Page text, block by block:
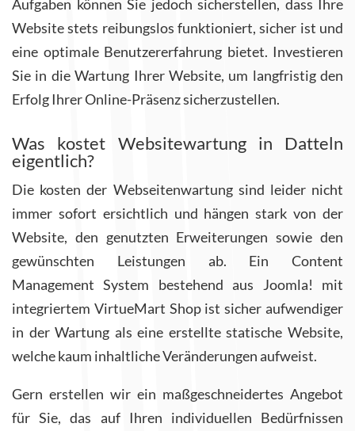
Aufgaben können Sie jedoch sicherstellen, dass Ihre
Website stets reibungslos funktioniert, sicher ist und
eine optimale Benutzererfahrung bietet. Investieren
Sie in die Wartung Ihrer Website, um langfristig den
Erfolg Ihrer Online-Präsenz sicherzustellen.
Was kostet Websitewartung in Datteln
eigentlich?
Die kosten der Webseitenwartung sind leider nicht
immer sofort ersichtlich und hängen stark von der
Website, den genutzten Erweiterungen sowie den
gewünschten Leistungen ab. Ein Content
Management System bestehend aus Joomla! mit
integriertem VirtueMart Shop ist sicher aufwendiger
in der Wartung als eine erstellte statische Website,
welche kaum inhaltliche Veränderungen aufweist.
Gern erstellen wir ein maßgeschneidertes Angebot
für Sie, das auf Ihren individuellen Bedürfnissen